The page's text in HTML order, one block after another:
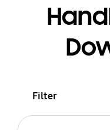
Filter